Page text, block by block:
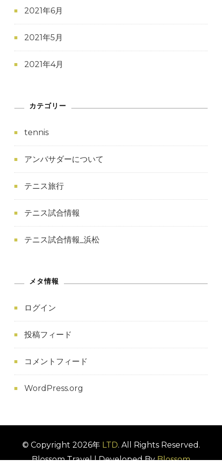
2021年6月
2021年5月
2021年4月
カテゴリー
tennis
アンバサダーについて
テニス旅行
テニス試合情報
テニス試合情報_浜松
メタ情報
ログイン
投稿フィード
コメントフィード
WordPress.org
© Copyright 2026年 LTD. All Rights Reserved.
Blossom Travel | Developed ByBlossom